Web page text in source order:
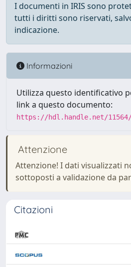
I documenti in IRIS sono
tutti i diritti sono riservati,
indicazione.
Informazioni
Utilizza questo identificativo
link a questo documento:
https://hdl.handle.net/11564/
Attenzione
Attenzione! I dati visualizzati
sottoposti a validazione da
Citazioni